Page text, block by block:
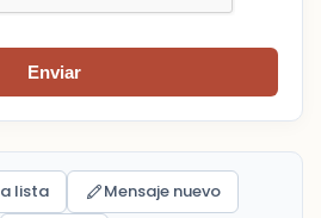
Enviar
lista
Mensaje nuevo